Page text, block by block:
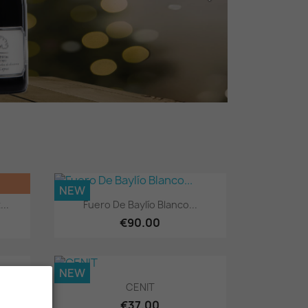
Quick view
Fuero De Baylío Blanco...
€90.00
NEW
Quick view
CENIT
NEW